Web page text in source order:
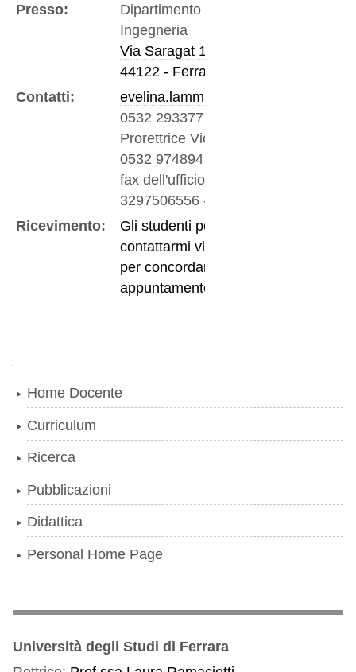
Presso:
Dipartimento di
Ingegneria
Via Saragat 1
44122 - Ferrara
Contatti:
evelina.lamma@unife.it
0532 293377
Prorettrice Vicaria
0532 974894
fax dell'ufficio
3297506556 -
Ricevimento:
Gli studenti possono
contattarmi via email
per concordare un
appuntamento.
Home Docente
Curriculum
Ricerca
Pubblicazioni
Didattica
Personal Home Page
Università degli Studi di Ferrara